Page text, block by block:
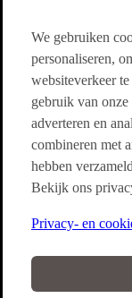
We gebruiken
personaliseren,
websiteverkeer
gebruik van onze
adverteren en
combineren met
hebben
Bekijk ons
Privacy- en
Haarlem
Nieuwe Gracht 3
2011 NB Haarlem
085-4018250
© copyright 2026